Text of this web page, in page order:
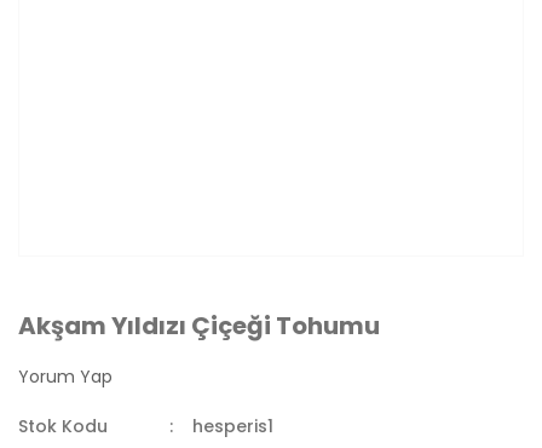
Akşam Yıldızı Çiçeği Tohumu
Yorum Yap
Stok Kodu hesperis1